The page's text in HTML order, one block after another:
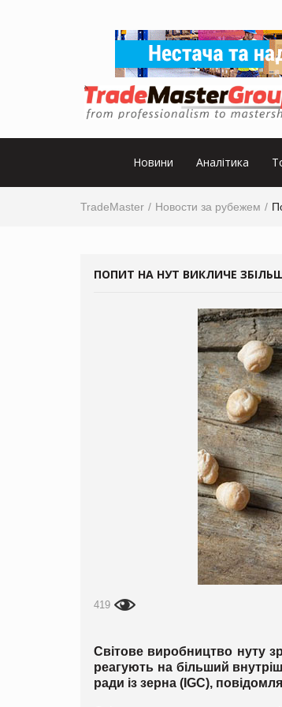
Новини Аналітика
TradeMaster Новости за рубежем
ПОПИТ НА НУТ ВИКЛИЧЕ
419
Світове виробництво нуту
реагують на більший
ради із зерна (IGC),